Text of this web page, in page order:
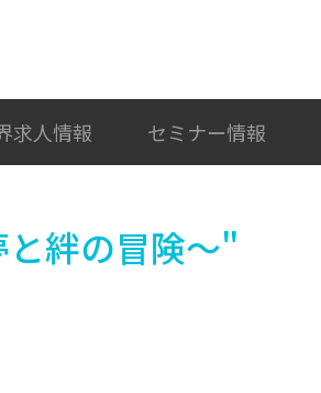
求人情報 セミナー情報
絆の冒険～"